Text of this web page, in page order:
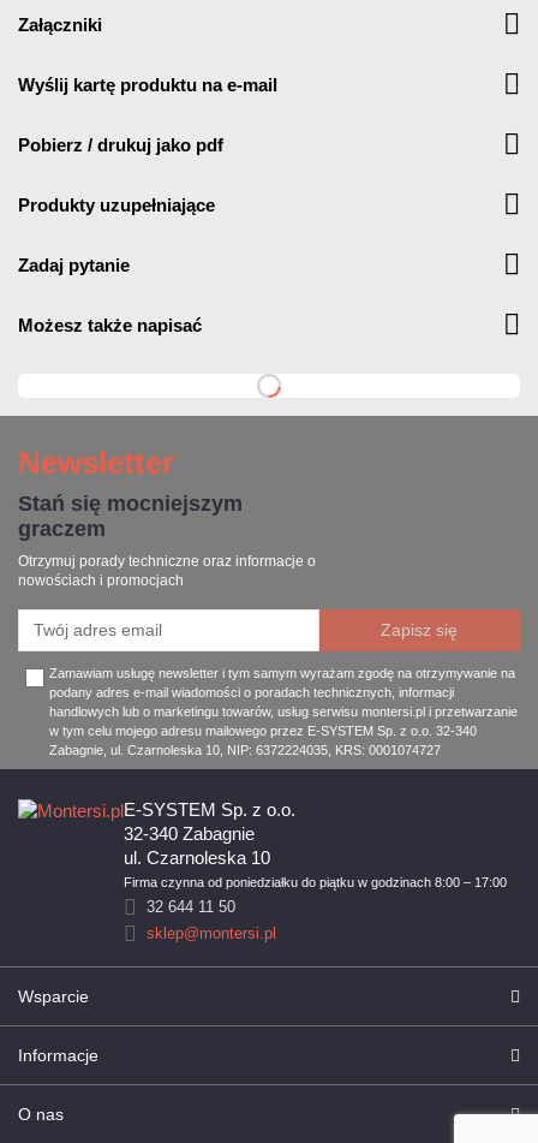
załączniki
wyślij kartę produktu na e-mail
pobierz / drukuj jako pdf
produkty uzupełniające
zadaj pytanie
możesz także napisać
Newsletter
Stań się mocniejszym
graczem
Otrzymuj porady techniczne oraz informacje o
nowościach i promocjach
Zamawiam usługę newsletter i tym samym wyrażam zgodę na otrzymywanie na
podany adres e-mail wiadomości o poradach technicznych, informacji
handlowych lub o marketingu towarów, usług serwisu montersi.pl i przetwarzanie
w tym celu mojego adresu mailowego przez E-SYSTEM Sp. z o.o. 32-340
Zabagnie, ul. Czarnoleska 10, NIP: 6372224035, KRS: 0001074727
Firma czynna od poniedziałku do piątku w godzinach 8:00 – 17:00
E-SYSTEM Sp. z o.o.
32-340 Zabagnie
ul. Czarnoleska 10
32 644 11 50
sklep@montersi.pl
Wsparcie
Informacje
O nas